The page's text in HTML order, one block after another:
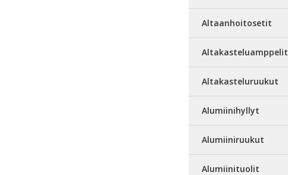
Altaanhoitosetit
Altakasteluamppelit
Altakasteluruukut
Alumiinihyllyt
Alumiiniruukut
Alumiinituolit